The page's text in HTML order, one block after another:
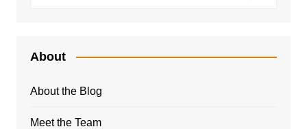
About
About the Blog
Meet the Team